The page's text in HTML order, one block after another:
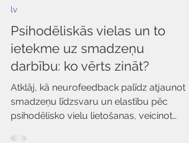
ietekme uz smadzeņu
darbību: ko vērts zināt?
Atklāj, kā neurofeedback palīdz atjaunot